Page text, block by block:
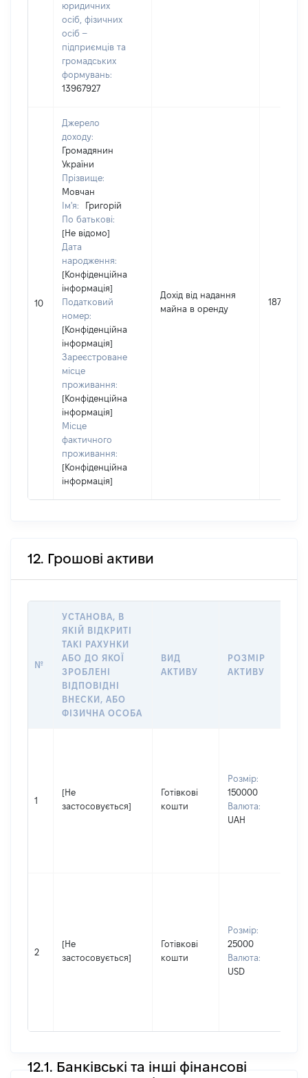
юридичних
осіб, фізичних
осіб –
підприємців та
громадських
формувань:
13967927
10
Джерело
доходу:
Громадянин
України
Прізвище:
Мовчан
Ім'я:
Григорій
По батькові:
[Не відомо]
Дата
народження:
[Конфіденційна
інформація]
Податковий
номер:
[Конфіденційна
інформація]
Зареєстроване
місце
проживання:
[Конфіденційна
інформація]
Місце
фактичного
проживання:
[Конфіденційна
інформація]
Дохід від надання
майна в оренду
18750
12. Грошові активи
№
УСТАНОВА, В
ЯКІЙ ВІДКРИТІ
ТАКІ РАХУНКИ
АБО ДО ЯКОЇ
ЗРОБЛЕНІ
ВІДПОВІДНІ
ВНЕСКИ, АБО
ФІЗИЧНА ОСОБА
ВИД
АКТИВУ
РОЗМІР
АКТИВУ
1
[Не
застосовується]
Готівкові
кошти
Розмір:
150000
Валюта:
UAH
2
[Не
застосовується]
Готівкові
кошти
Розмір:
25000
Валюта:
USD
12.1. Банківські та інші фінансові